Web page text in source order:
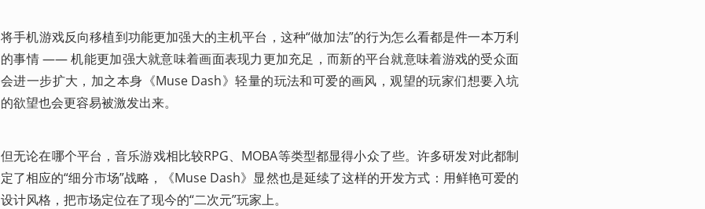
将手机游戏反向移植到功能更加强大的主机平台，这种“做加法”的行为怎么看都是件一本万利
的事情 —— 机能更加强大就意味着画面表现力更加充足，而新的平台就意味着游戏的受众面
会进一步扩大，加之本身《Muse Dash》轻量的玩法和可爱的画风，观望的玩家们想要入坑
的欲望也会更容易被激发出来。
但无论在哪个平台，音乐游戏相比较RPG、MOBA等类型都显得小众了些。许多研发对此都制
定了相应的“细分市场”战略，《Muse Dash》显然也是延续了这样的开发方式：用鲜艳可爱的
设计风格，把市场定位在了现今的“二次元”玩家上。